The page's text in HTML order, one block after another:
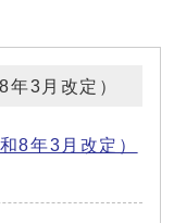
3月改定）
8年3月改定）